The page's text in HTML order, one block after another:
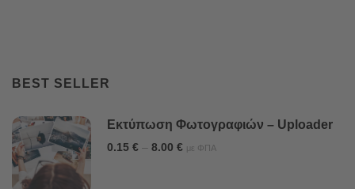
BEST SELLER
Εκτύπωση Φωτογραφιών – Uploader
0.15 € – 8.00 € με ΦΠΑ